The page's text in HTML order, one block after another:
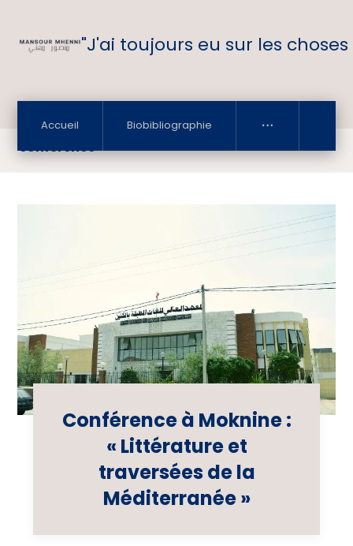
"J'ai toujours eu sur les
Accueil Biobibliographie
conférence
Conférence à Moknine :
« Littérature et
traversées de la
Méditerranée »